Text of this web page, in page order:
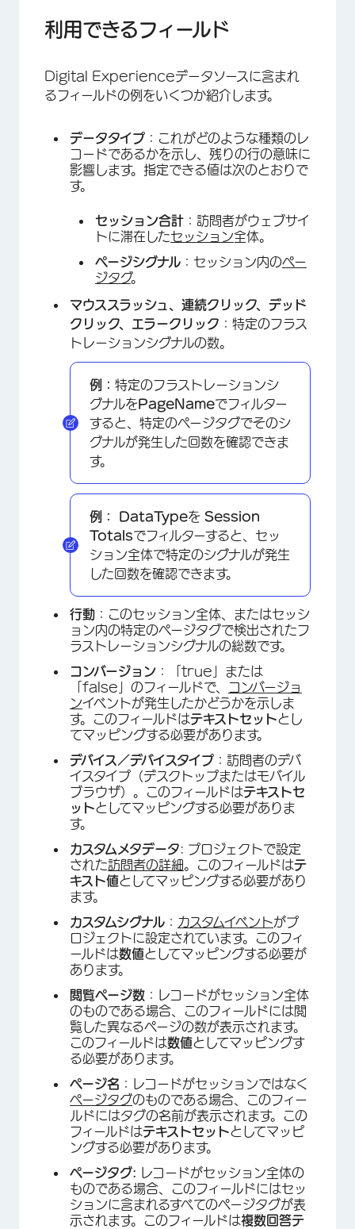
利用できるフィールド
Digital Experienceデータソースに含まれ
るフィールドの例をいくつか紹介します。
データタイプ ：これがどのような種類のレ
コードであるかを示し、残りの行の意味に
影響します。指定できる値は次のとおりで
す。
セッション合計 ：訪問者がウェブサイ
トに滞在したセッション全体。
ページシグナル ：セッション内のペー
ジタグ。
マウススラッシュ、連続クリック、デッド
クリック、エラークリック ：特定のフラス
トレーションシグナルの数。
例： 特定のフラストレーションシ
グナルをPageNameでフィルター
すると、特定のページタグでそのシ
グナルが発生した回数を確認できま
す。
例： DataTypeを Session
Totalsでフィルターすると、セッ
ション全体で特定のシグナルが発生
した回数を確認できます。
行動 ：このセッション全体、またはセッシ
ョン内の特定のページタグで検出されたフ
ラストレーションシグナルの総数です。
コンバージョン ：「true」または
「false」のフィールドで、
コンバージョ
ンイベントが発生したかどうかを示しま
す。このフィールドはテキストセットとし
てマッピングする必要があります。
デバイス／デバイスタイプ ：訪問者のデバ
イスタイプ（デスクトップまたはモバイル
ブラウザ）。このフィールドはテキストセ
ットとしてマッピングする必要がありま
す。
カスタムメタデータ: プロジェクトで設定
された訪問者の詳細。このフィールドはテ
キスト値としてマッピングする必要があり
ます。
カスタムシグナル ： カスタムイベントがプ
ロジェクトに設定されています。このフィ
ールドは数値としてマッピングする必要が
あります。
閲覧ページ数 ：レコードがセッション全体
のものである場合、このフィールドには閲
覧した異なるページの数が表示されます。
このフィールドは数値としてマッピングす
る必要があります。
ページ名 ：レコードがセッションではなく
ページタグのものである場合、このフィー
ルドにはタグの名前が表示されます。この
フィールドはテキストセットとしてマッピ
ングする必要があります。
ページタグ: レコードがセッション全体の
ものである場合、このフィールドにはセッ
ションに含まれるすべてのページタグが表
示されます。このフィールドは複数回答テ